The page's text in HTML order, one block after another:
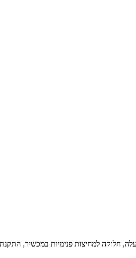
למחיצות פנימיות במכשיר, התקנת